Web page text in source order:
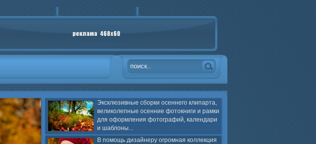
Эксклюзивные сборки осеннего клипарта,
великолепные осенние фотокниги и рамки
для оформления фотографий, календари
и шаблоны...
В помощь дизайнеру огромная коллекция